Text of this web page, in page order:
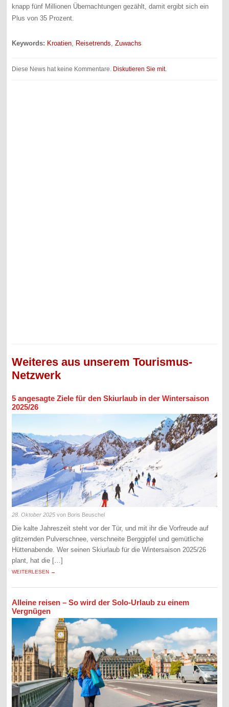
knapp fünf Millionen Übernachtungen gezählt, damit ergibt sich ein
Plus von 35 Prozent.
Keywords: Kroatien, Reisetrends,Zuwachs
Diese News hat keine Kommentare. Diskutieren Sie mit.
Weiteres aus unserem Tourismus-
Netzwerk
5 angesagte Ziele für den Skiurlaub in der Wintersaison
2025/26
28. Oktober 2025 von Boris Beuschel
Die kalte Jahreszeit steht vor der Tür, und mit ihr die Vorfreude auf
glitzernden Pulverschnee, verschneite Berggipfel und gemütliche
Hüttenabende. Wer seinen Skiurlaub für die Wintersaison 2025/26
plant, hat die […]
WEITERLESEN →
Alleine reisen – So wird der Solo-Urlaub zu einem
Vergnügen